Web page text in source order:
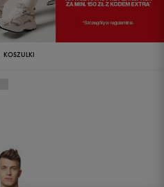
KOSZULKI